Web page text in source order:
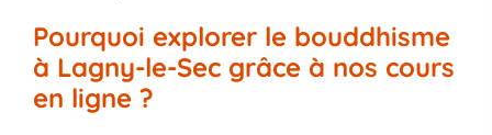
Pourquoi explorer le bouddhisme
à Lagny-le-Sec grâce à nos cours
en ligne ?